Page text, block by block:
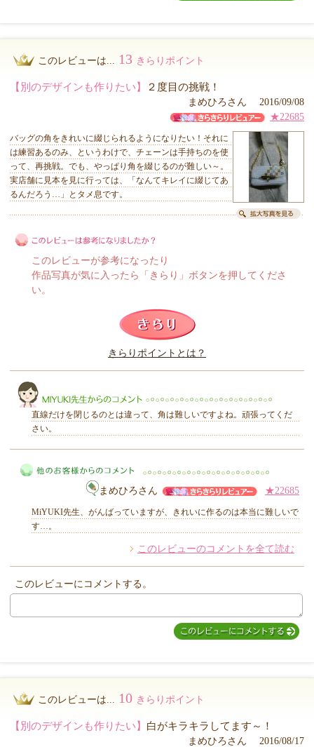
このレビューは... 13 きらりポイント
【別のデザインも作りたい】 ２度目の挑戦！
まめひろさん 2016/09/08
★22685
バッグの角をきれいに綴じられるようになりたい！それに
は練習あるのみ、というわけで、チェーンは手持ちのを使
って、再挑戦。でも、やっぱり角を綴じるのが難しい～。
実店舗に見本を見に行っては、「なんてキレイに綴じてあ
るんだろう…」とタメ息です。
このレビューは参考になりましたか？
このレビューが参考になったり
作品写真が気に入ったら「きらり」ボタンを押してくださ
い。
きらり
きらりポイントとは？
MIYUKI先生からのコメント
直線だけを閉じるのとは違って、角は難しいですよね。頑張ってくだ
さい。
他のお客様からのコメント
まめひろさん ★22685
MiYUKI先生、がんばっていますが、きれいに作るのは本当に難しいで
す…。
このレビューのコメントを全て読む
このレビューにコメントする。
このレビューは... 10 きらりポイント
【別のデザインも作りたい】 白がキラキラしてます～！
まめひろさん 2016/08/17